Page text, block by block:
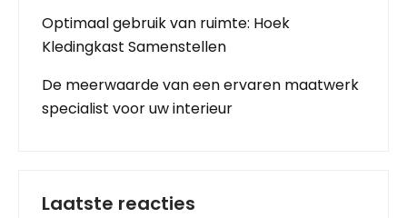
Optimaal gebruik van ruimte: Hoek
Kledingkast Samenstellen
De meerwaarde van een ervaren maatwerk
specialist voor uw interieur
Laatste reacties